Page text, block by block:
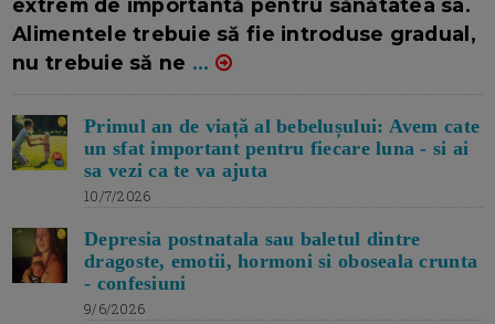
extrem de importantă pentru sănătatea sa.
Alimentele trebuie să fie introduse gradual,
nu trebuie să ne ...
Primul an de viață al bebelușului: Avem cate
un sfat important pentru fiecare luna - si ai
sa vezi ca te va ajuta
10/7/2026
Depresia postnatala sau baletul dintre
dragoste, emotii, hormoni si oboseala crunta
- confesiuni
9/6/2026